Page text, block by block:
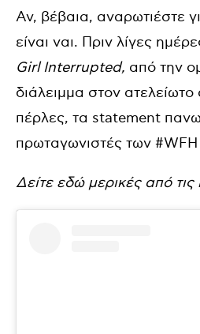
Αν, βέβαια, αναρωτιέστε
είναι ναι. Πριν λίγες
Girl Interrupted, από την
διάλειμμα στον
πέρλες, τα statement
πρωταγωνιστές των
Δείτε εδώ μερικές από